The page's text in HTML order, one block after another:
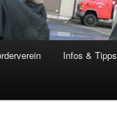
Infos & Tipps